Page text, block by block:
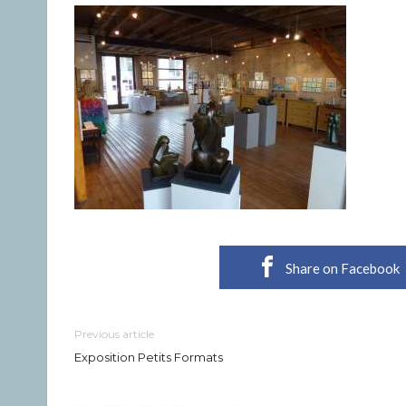
Share on Facebook
Previous article
Exposition Petits Formats